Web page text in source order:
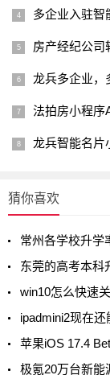
多企业入驻智能
房产经纪公司转
龙兵多企业，
法拍房小程序
龙兵智能名片
猜你喜欢
常州各学校升学
东莞的高考本科
win10怎么快速
ipadmini2现在
苹果iOS 17.4
极氪20万台新能